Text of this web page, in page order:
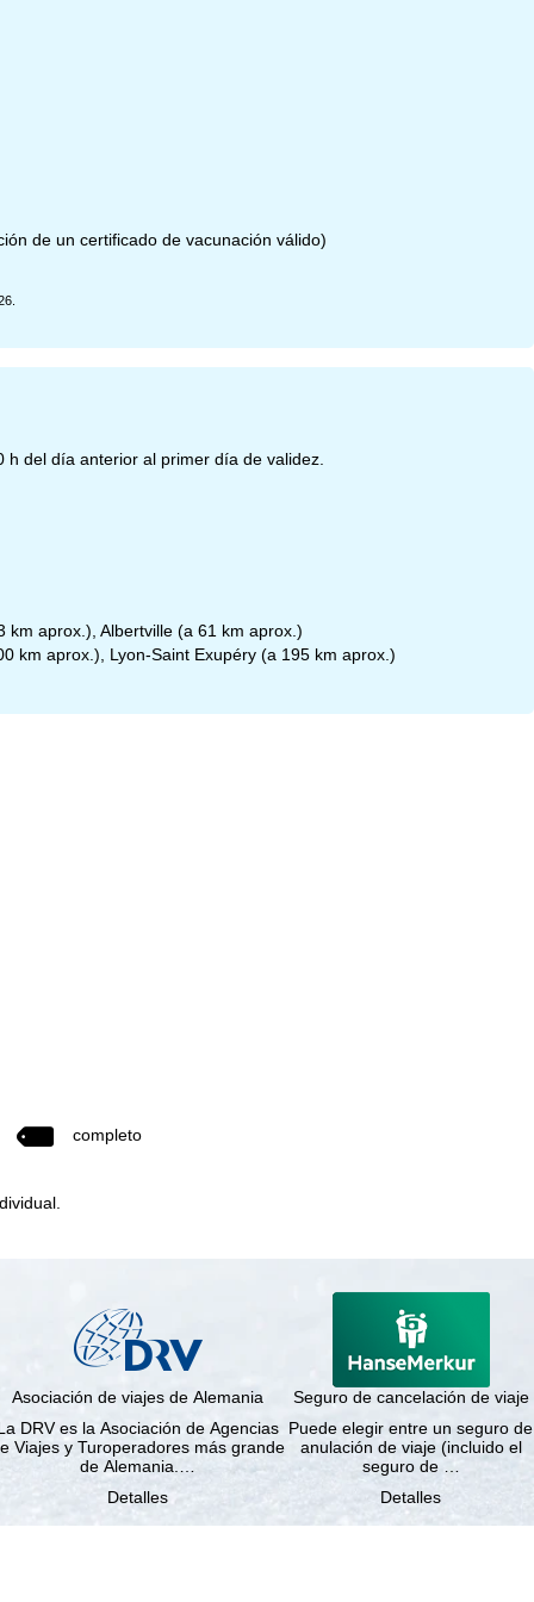
de un certificado de vacunación válido)
del día anterior al primer día de validez.
aprox.), Albertville (a 61 km aprox.)
km aprox.), Lyon-Saint Exupéry (a 195 km aprox.)
completo
Asociación de viajes de Alemania
DRV es la Asociación de Agencias
Viajes y Turoperadores más grande
de Alemania.…
Detalles
Seguro de cancelación de viaje
Puede elegir entre un seguro de
anulación de viaje (incluido el
seguro de …
Detalles